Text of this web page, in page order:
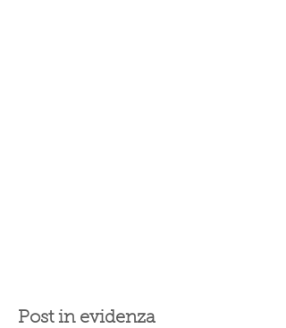
Post in evidenza